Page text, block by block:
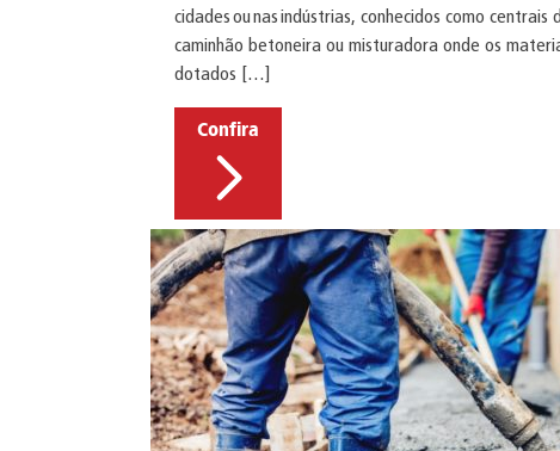
cidades ou nas indústrias, conhecidos como
caminhão betoneira ou misturadora onde os
dotados […]
Confira